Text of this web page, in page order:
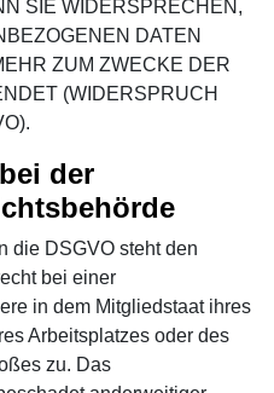
SIE WIDERSPRECHEN,
DATEN
ZUM ZWECKE DER
(WIDERSPRUCH
der
die DSGVO steht den
bei einer
in dem Mitgliedstaat ihres
Arbeitsplatzes oder des
zu. Das